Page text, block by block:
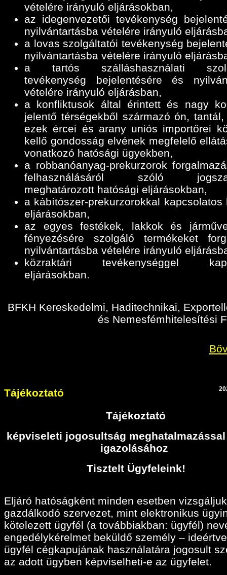
vételére irányuló eljárásokban,
az idegenvezetői tevékenység
nyilvántartásba vételére irányuló
a lovas szolgáltatói tevékenység
nyilvántartásba vételére irányuló
a tartós szálláshasználati
tevékenység bejelentésére és
vételére irányuló eljárásban,
a konfliktusok által érintett és nagy
jelentő térségekből származó ón,
ezek ércei és arany uniós importőrei
kellő gondosság elvének megfelelő
vonatkozó hatósági ügyekben,
a robbanóanyag-prekurzorok
felhasználásáról szóló
meghatározott hatósági eljárásokban,
a kábítószer-prekurzorokkal kapcsolatos
eljárásokban,
az egyes festékek, lakkok és
fényezésére szolgáló termékeket
nyilvántartásba vételére irányuló
közraktári tevékenységgel
eljárásokban.
BFKH Kereskedelmi, Haditechnikai,
és Nemesfémhitelesítési
Tájékoztató
Tájékoztató
képviseleti jogosultság
igazolásához
Tisztelt Ügyfeleink!
Eljáró hatóságként minden esetben
gazdálkodó szervezet, mint elektronikus
kötelezett ügyfél (a továbbiakban: ügyfél)
engedélykérelmet beküldő személy –
ügyfél cégkapujának használatára jogosult
az adott ügyben képviselheti-e az ügyfelet.